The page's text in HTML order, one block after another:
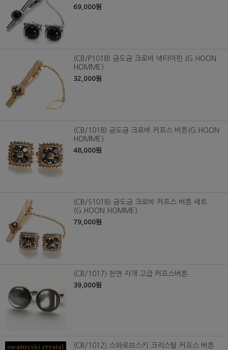
69,000원
(CB/P1018) 금도금 크로바 넥타이핀 (G.HOON
HOMME)
32,000원
(CB/1018) 금도금 크로바 커프스 버튼(G.HOON
HOMME)
48,000원
(CB/S1018) 금도금 크로바 커프스 버튼 세트
(G.HOON HOMME)
79,000원
(CB/1017) 천연 자개 고급 커프스버튼
39,000원
(CB/1012) 스와로브스키 크리스탈 커프스 버튼